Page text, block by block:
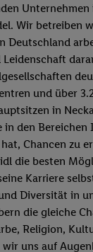
Unternehmen
Wir betreiben
Deutschland
und über
in
in den
Chancen zu
die besten
Karriere
Diversität in
die gleiche
Religion,
uns auf